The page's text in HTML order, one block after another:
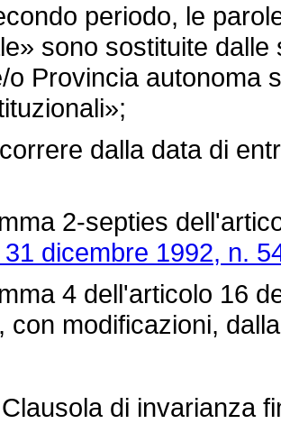
periodo, le
sono sostituite
o Provincia autonoma
dalla data di
2-septies
dicembre 1992, n.
4 dell'articolo 16
con modificazioni,
Clausola di invarianza